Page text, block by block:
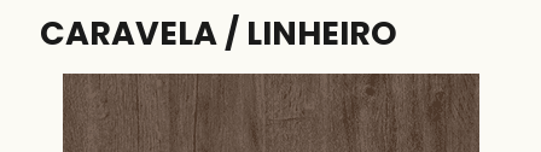
CARAVELA / LINHEIRO